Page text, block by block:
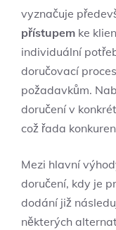
vyznačuje
přístupem ke
individuální
doručovací
požadavkům.
doručení v
což řada
Mezi hlavní
doručení, kdy je
dodání již
některých